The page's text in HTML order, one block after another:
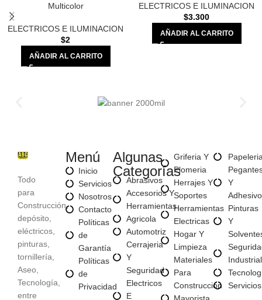
Multicolor
ELECTRICOS E ILUMINACION
$2
AÑADIR AL CARRITO
ELECTRICOS E ILUMINACION
$3.300
AÑADIR AL CARRITO
Todo
para
Construcción,
depósito,
eléctricos,
pinturas,
tornillería,
Aseo,
Tecnología,
entre
Menú
Inicio
Servicios
Nosotros
Contacto
Políticas
de
Garantía
Políticas
de
Privacidad
Algunas
Categorías
Abrasivos
Accesorios Y
Herramientas
Agricola
Automotriz
Cerrajeria
Y
Seguridad
Electricos
E
Griferia Y
Plomeria
Herrajes Y
Soportes
Herramientas
Electricas
Hogar Y
Limpieza
Materiales
Para
Construccion
Y
Pinturas
Y
Industrial
Servicios